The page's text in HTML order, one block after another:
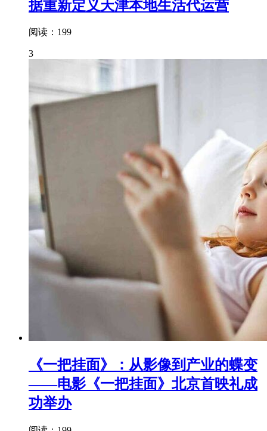
据重新定义天津本地生活代运营
阅读：199
3
《一把挂面》：从影像到产业的蝶变
——电影《一把挂面》北京首映礼成
功举办